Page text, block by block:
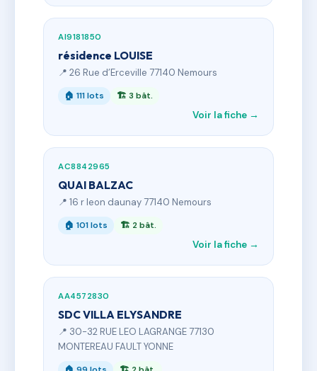
AI9181850
résidence LOUISE
📍 26 Rue d’Erceville 77140 Nemours
🏠 111 lots 🏗 3 bât.
Voir la fiche →
AC8842965
QUAI BALZAC
📍 16 r leon daunay 77140 Nemours
🏠 101 lots 🏗 2 bât.
Voir la fiche →
AA4572830
SDC VILLA ELYSANDRE
📍 30-32 RUE LEO LAGRANGE 77130
MONTEREAU FAULT YONNE